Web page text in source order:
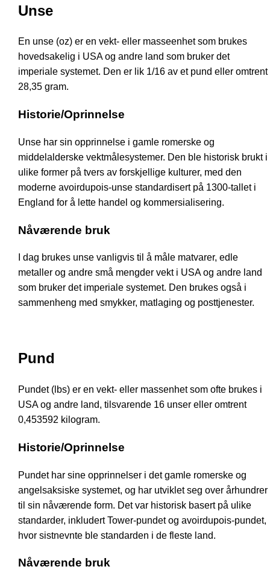
Unse
En unse (oz) er en vekt- eller masseenhet som brukes
hovedsakelig i USA og andre land som bruker det
imperiale systemet. Den er lik 1/16 av et pund eller omtrent
28,35 gram.
Historie/Oprinnelse
Unse har sin opprinnelse i gamle romerske og
middelalderske vektmålesystemer. Den ble historisk brukt i
ulike former på tvers av forskjellige kulturer, med den
moderne avoirdupois-unse standardisert på 1300-tallet i
England for å lette handel og kommersialisering.
Nåværende bruk
I dag brukes unse vanligvis til å måle matvarer, edle
metaller og andre små mengder vekt i USA og andre land
som bruker det imperiale systemet. Den brukes også i
sammenheng med smykker, matlaging og posttjenester.
Pund
Pundet (lbs) er en vekt- eller massenhet som ofte brukes i
USA og andre land, tilsvarende 16 unser eller omtrent
0,453592 kilogram.
Historie/Oprinnelse
Pundet har sine opprinnelser i det gamle romerske og
angelsaksiske systemet, og har utviklet seg over århundrer
til sin nåværende form. Det var historisk basert på ulike
standarder, inkludert Tower-pundet og avoirdupois-pundet,
hvor sistnevnte ble standarden i de fleste land.
Nåværende bruk